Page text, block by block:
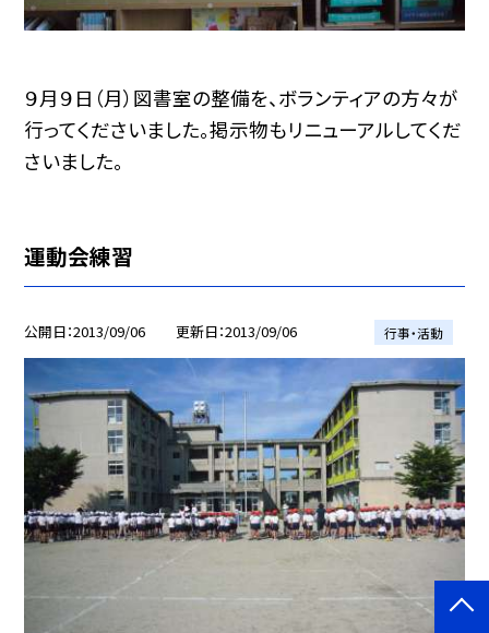
９月９日（月）図書室の整備を、ボランティアの方々が
行ってくださいました。掲示物もリニューアルしてくだ
さいました。
運動会練習
公開日 2013/09/06 更新日 2013/09/06 行事・活動